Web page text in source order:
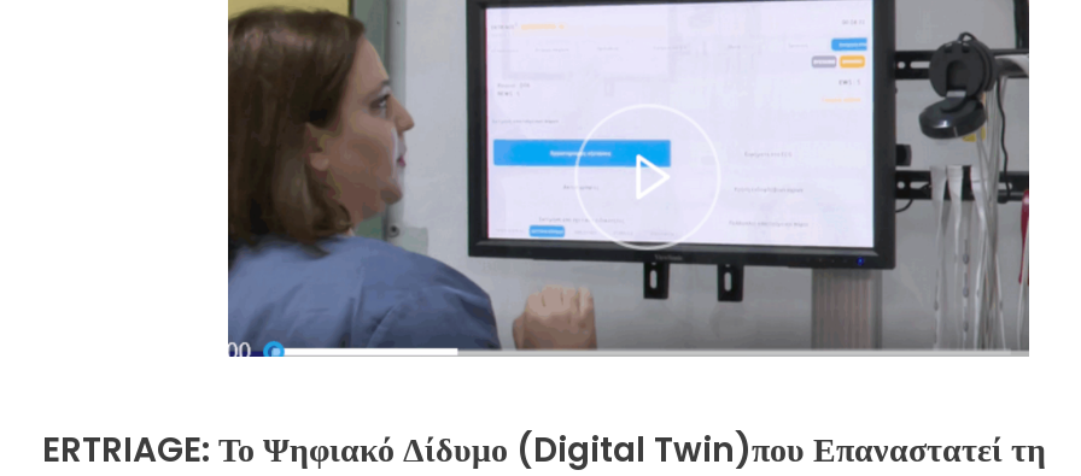
ERTRIAGE: Το Ψηφιακό Δίδυμο (Digital Twin)που Επαναστατεί τη